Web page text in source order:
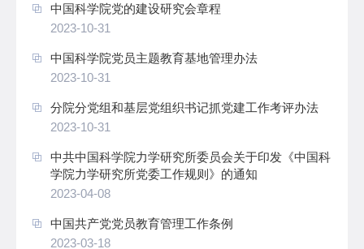
中国科学院党的建设研究会章程
2023-10-31
中国科学院党员主题教育基地管理办法
2023-10-31
分院分党组和基层党组织书记抓党建工作考评办法
2023-10-31
中共中国科学院力学研究所委员会关于印发《中国科
学院力学研究所党委工作规则》的通知
2023-04-08
中国共产党党员教育管理工作条例
2023-03-18